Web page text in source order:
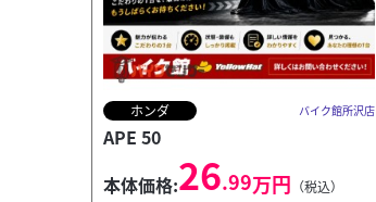
ホンダ バイク館所沢店
APE 50
本体価格:26.99万円 （税込）